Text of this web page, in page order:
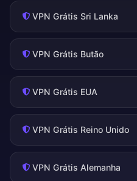
VPN Grátis Sri Lanka
VPN Grátis Butão
VPN Grátis EUA
VPN Grátis Reino Unido
VPN Grátis Alemanha